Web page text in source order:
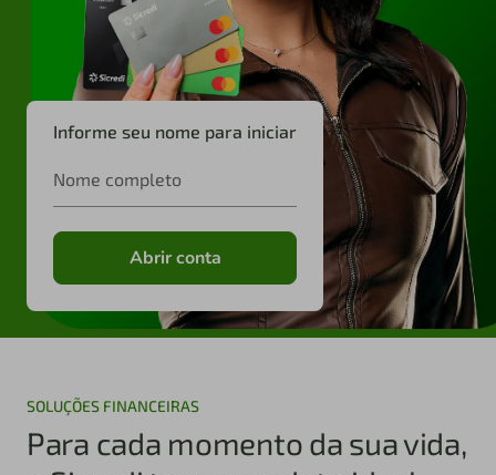
Informe seu nome para iniciar
Nome completo
Abrir conta
SOLUÇÕES FINANCEIRAS
Para cada momento da sua vida,